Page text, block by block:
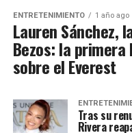
ENTRETENIMIENTO 1 año ago
Lauren Sánchez,
Bezos: la
sobre el Everest
Tras su
Rivera